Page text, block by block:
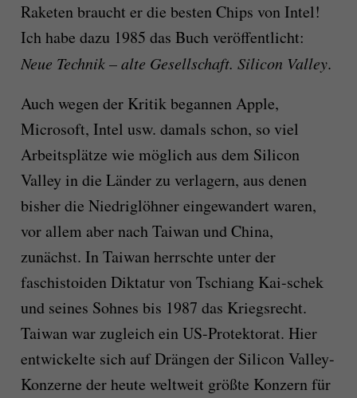
Raketen braucht er die besten Chips von Intel!
Ich habe dazu 1985 das Buch veröffentlicht:
Neue Technik – alte Gesellschaft. Silicon Valley.
Auch wegen der Kritik begannen Apple,
Microsoft, Intel usw. damals schon, so viel
Arbeitsplätze wie möglich aus dem Silicon
Valley in die Länder zu verlagern, aus denen
bisher die Niedriglöhner eingewandert waren,
vor allem aber nach Taiwan und China,
zunächst. In Taiwan herrschte unter der
faschistoiden Diktatur von Tschiang Kai-schek
und seines Sohnes bis 1987 das Kriegsrecht.
Taiwan war zugleich ein US-Protektorat. Hier
entwickelte sich auf Drängen der Silicon Valley-
Konzerne der heute weltweit größte Konzern für